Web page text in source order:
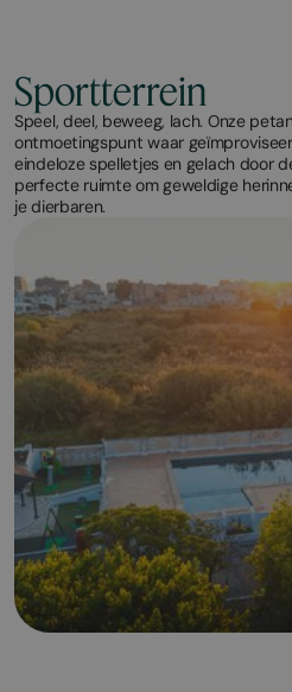
Sportterrein
Speel, deel, beweeg, lach. Onze
ontmoetingspunt waar
eindeloze spelletjes en gelach door
perfecte ruimte om geweldige
je dierbaren.